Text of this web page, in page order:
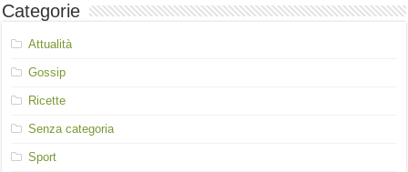
Categorie
Attualità
Gossip
Ricette
Senza categoria
Sport